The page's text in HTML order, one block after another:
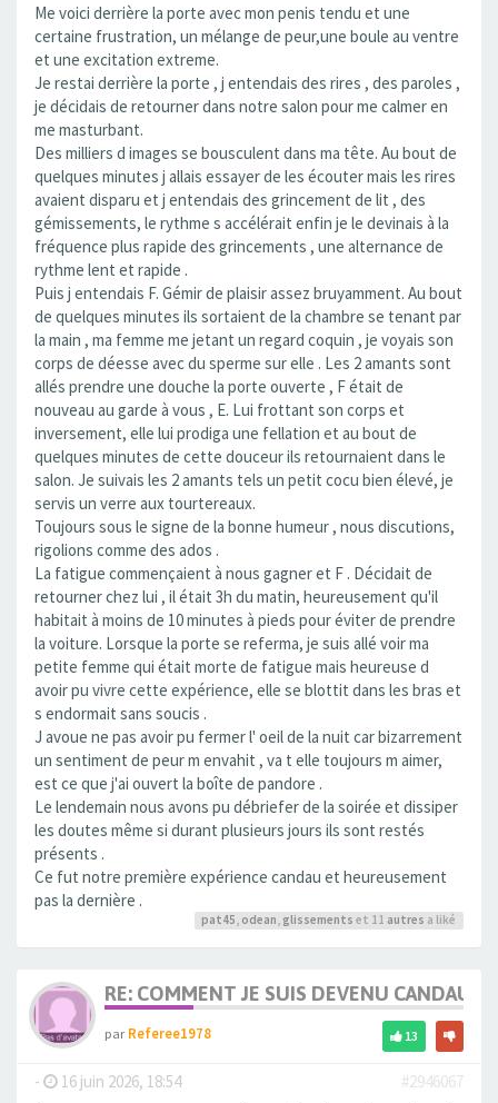
Me voici derrière la porte avec mon penis tendu et une
certaine frustration, un mélange de peur,une boule au ventre
et une excitation extreme.
Je restai derrière la porte , j entendais des rires , des paroles ,
je décidais de retourner dans notre salon pour me calmer en
me masturbant.
Des milliers d images se bousculent dans ma tête. Au bout de
quelques minutes j allais essayer de les écouter mais les rires
avaient disparu et j entendais des grincement de lit , des
gémissements, le rythme s accélérait enfin je le devinais à la
fréquence plus rapide des grincements , une alternance de
rythme lent et rapide .
Puis j entendais F. Gémir de plaisir assez bruyamment. Au bout
de quelques minutes ils sortaient de la chambre se tenant par
la main , ma femme me jetant un regard coquin , je voyais son
corps de déesse avec du sperme sur elle . Les 2 amants sont
allés prendre une douche la porte ouverte , F était de
nouveau au garde à vous , E. Lui frottant son corps et
inversement, elle lui prodiga une fellation et au bout de
quelques minutes de cette douceur ils retournaient dans le
salon. Je suivais les 2 amants tels un petit cocu bien élevé, je
servis un verre aux tourtereaux.
Toujours sous le signe de la bonne humeur , nous discutions,
rigolions comme des ados .
La fatigue commençaient à nous gagner et F . Décidait de
retourner chez lui , il était 3h du matin, heureusement qu'il
habitait à moins de 10 minutes à pieds pour éviter de prendre
la voiture. Lorsque la porte se referma, je suis allé voir ma
petite femme qui était morte de fatigue mais heureuse d
avoir pu vivre cette expérience, elle se blottit dans les bras et
s endormait sans soucis .
J avoue ne pas avoir pu fermer l' oeil de la nuit car bizarrement
un sentiment de peur m envahit , va t elle toujours m aimer,
est ce que j'ai ouvert la boîte de pandore .
Le lendemain nous avons pu débriefer de la soirée et dissiper
les doutes même si durant plusieurs jours ils sont restés
présents .
Ce fut notre première expérience candau et heureusement
pas la dernière .
pat45 odean glissements et 11 autres a liké
RE: COMMENT JE SUIS DEVENU
parReferee1978 13
- 16 juin 2026, 18:54
#2946067